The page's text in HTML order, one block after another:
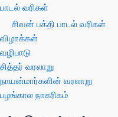
பாடல் வரிகள்
சிவன் பக்தி பாடல் வரிகள்
விழாக்கள்
வழிபாடு
சித்தர் வரலாறு
நாயன்மார்களின் வரலாறு
பழங்கால நாகரிகம்